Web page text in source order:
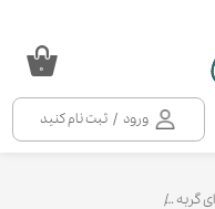
ورود / ثبت نام کنید
۰
گربه